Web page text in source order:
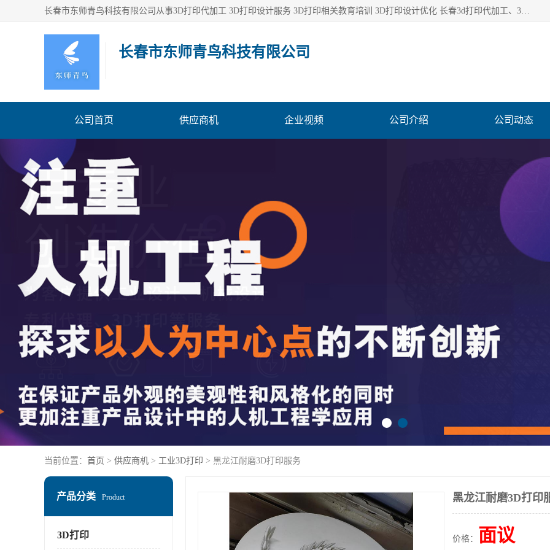
长春市东师青鸟科技有限公司从事3D打印代加工 3D打印设计服务 3D打印相关教育培训 3D打印设计优化 长春3d打印代加工、3D打印代加工及设计服务、3D打印相关教育培训、专利代理及优化、3D打印上下游技术服务，深耕工业设计、机械设计、3D打印多年年，拥有多项技术，辅助数十位客户完成自己的发明及实用新型专利。
长春市东师青鸟科技有限公司
公司首页 供应商机 企业视频 公司介绍 公司动态
当前位置： 首页 > 供应商机 > 工业3D打印 > 黑龙江耐磨3D打印服务
产品分类 Product
3D打印
黑龙江耐磨3D打印
价格： 面议